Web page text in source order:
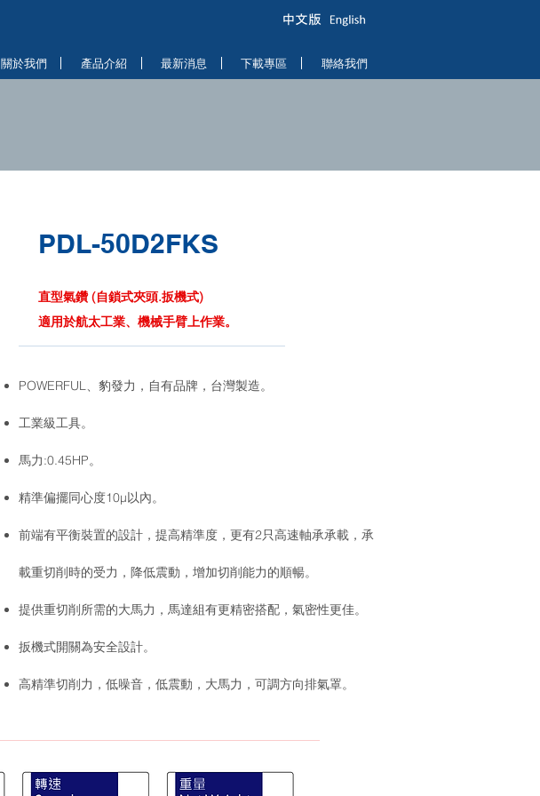
關於我們 產品介紹 最新消息 下載專區 聯絡我們
PDL-50D2FKS
直型氣鑽 (自鎖式夾頭.扳機式)
適用於航太工業、機械手臂上作業。
POWERFUL、豹發力，自有品牌，台灣製造。
工業級工具。
馬力:0.45HP。
精準偏擺同心度10μ以內。
前端有平衡裝置的設計，提高精準度，更有2只高速軸承承載，承
載重切削時的受力，降低震動，增加切削能力的順暢。
提供重切削所需的大馬力，馬達組有更精密搭配，氣密性更佳。
扳機式開關為安全設計。
高精準切削力，低噪音，低震動，大馬力，可調方向排氣罩。